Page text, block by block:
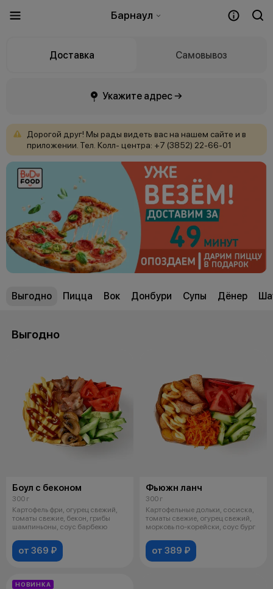
Барнаул
Доставка Самовывоз
Укажите адрес →
Дорогой друг! Мы рады видеть вас на нашем сайте и в
приложении. Тел. Колл- центра: +7 (3852) 22-66-01
Выгодно Пицца Вок Донбури Супы Дёнер
Выгодно
Боул с беконом
300 г
Картофель фри, огурец свежий,
томаты свежие, бекон, грибы
шампиньоны, соус барбекю
от 369 ₽
Фьюжн ланч
300 г
Картофельные дольки, сосиска,
томаты свежие, огурец свежий,
морковь по-корейски, соус бург
от 389 ₽
НОВИНКА